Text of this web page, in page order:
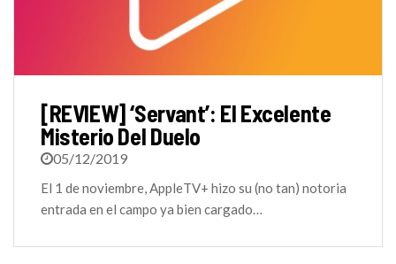
[REVIEW] ‘Servant’: El Excelente
Misterio Del Duelo
05/12/2019
El 1 de noviembre, AppleTV+ hizo su (no tan) notoria
entrada en el campo ya bien cargado…